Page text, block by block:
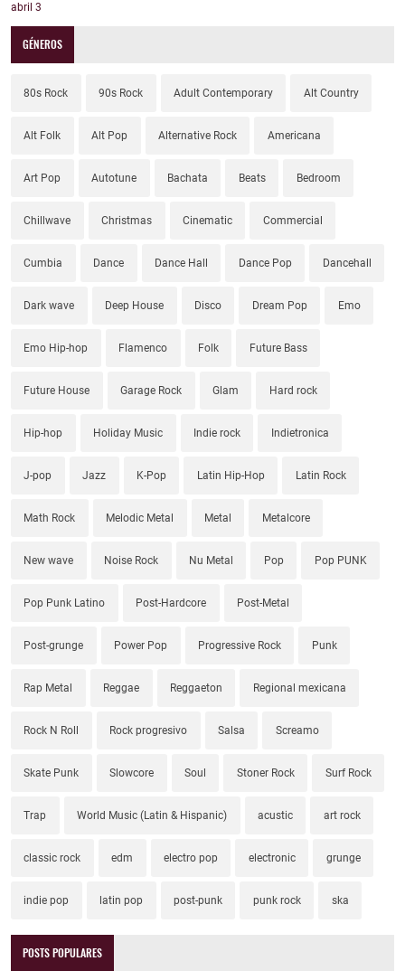
abril 3
GÉNEROS
80s Rock 90s Rock Adult Contemporary Alt Country
Alt Folk Alt Pop Alternative Rock Americana
Art Pop Autotune Bachata Beats Bedroom
Chillwave Christmas Cinematic Commercial
Cumbia Dance Dance Hall Dance Pop Dancehall
Dark wave Deep House Disco Dream Pop Emo
Emo Hip-hop Flamenco Folk Future Bass
Future House Garage Rock Glam Hard rock
Hip-hop Holiday Music Indie rock Indietronica
J-pop Jazz K-Pop Latin Hip-Hop Latin Rock
Math Rock Melodic Metal Metal Metalcore
New wave Noise Rock Nu Metal Pop Pop PUNK
Pop Punk Latino Post-Hardcore Post-Metal
Post-grunge Power Pop Progressive Rock Punk
Rap Metal Reggae Reggaeton Regional mexicana
Rock N Roll Rock progresivo Salsa Screamo
Skate Punk Slowcore Soul Stoner Rock Surf Rock
Trap World Music (Latin & Hispanic) acustic art rock
classic rock edm electro pop electronic grunge
indie pop latin pop post-punk punk rock ska
POSTS POPULARES